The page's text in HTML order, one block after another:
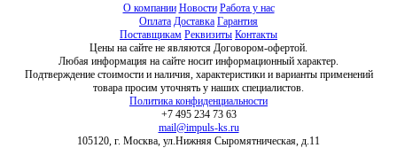
О компании Новости Работа у нас
Оплата Доставка Гарантия
Поставщикам Реквизиты Контакты
Цены на сайте не являются Договором-офертой.
Любая информация на сайте носит информационный характер.
Подтверждение стоимости и наличия, характеристики и варианты применений
товара просим уточнять у наших специалистов.
Политика конфиденциальности
+7 495 234 73 63
mail@impuls-ks.ru
105120, г. Москва, ул.Нижняя Сыромятническая, д.11